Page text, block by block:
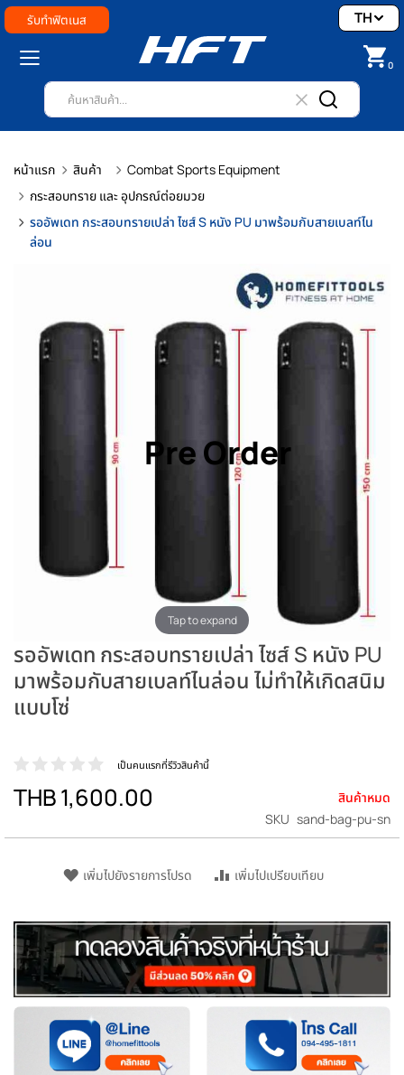
รับทำฟิตเนส
0
TH
หน้าแรก สินค้า
Combat Sports Equipment
กระสอบทราย และ อุปกรณ์ต่อยมวย
รออัพเดท กระสอบทรายเปล่า ไซส์ S หนัง PU มาพร้อมกับสายเบลท์ไน
ล่อน
Tap to expand
Pre Order
รออัพเดท กระสอบทรายเปล่า ไซส์ S หนัง PU
มาพร้อมกับสายเบลท์ไนล่อน ไม่ทำให้เกิดสนิม
แบบโซ่
เป็นคนแรกที่รีวิวสินค้านี้
THB 1,600.00
สินค้าหมด
SKU sand-bag-pu-sn
เพิ่มไปยังรายการโปรด เพิ่มไปเปรียบเทียบ